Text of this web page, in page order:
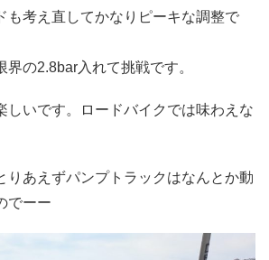
も考え直してかなりピーキな調整で
界の2.8bar入れて挑戦です。
しいです。ロードバイクでは味わえな
りあえずパンプトラックはなんとか動
でーー